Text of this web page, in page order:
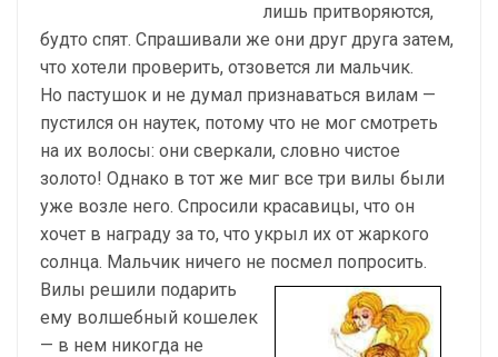
лишь притворяются,
будто спят. Спрашивали же они друг друга затем,
что хотели проверить, отзовется ли мальчик.
Но пастушок и не думал признаваться вилам —
пустился он наутек, потому что не мог смотреть
на их волосы: они сверкали, словно чистое
золото! Однако в тот же миг все три вилы были
уже возле него. Спросили красавицы, что он
хочет в награду за то, что укрыл их от жаркого
солнца. Мальчик ничего не посмел попросить.
Вилы решили подарить
ему волшебный кошелек
— в нем никогда не